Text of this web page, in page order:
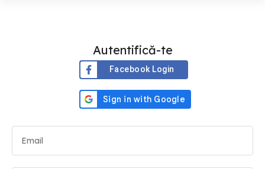
Autentifică-te
Facebook Login